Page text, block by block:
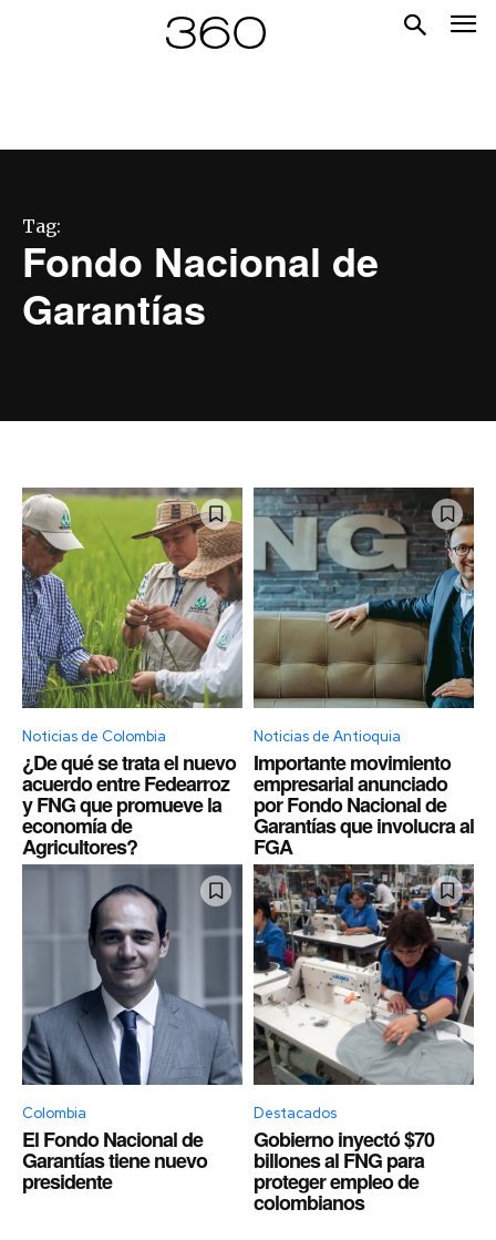
Tag:
Fondo Nacional de
Garantías
Noticias de Colombia
¿De qué se trata el nuevo
acuerdo entre Fedearroz
y FNG que promueve la
economía de
Agricultores?
Noticias de Antioquia
Importante movimiento
empresarial anunciado
por Fondo Nacional de
Garantías que involucra al
FGA
Colombia
El Fondo Nacional de
Garantías tiene nuevo
presidente
Destacados
Gobierno inyectó $70
billones al FNG para
proteger empleo de
colombianos